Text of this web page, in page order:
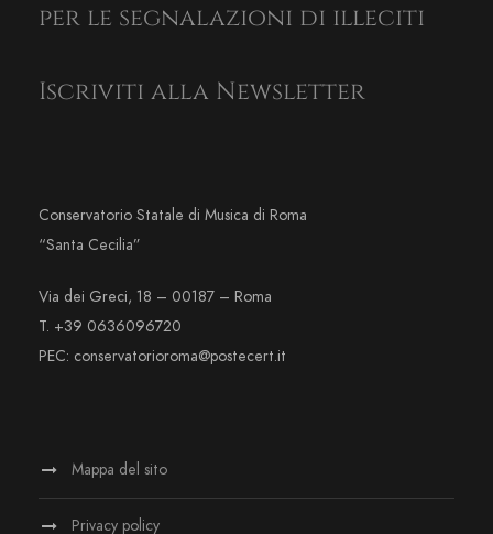
per le segnalazioni di illeciti
Iscriviti alla Newsletter
Conservatorio Statale di Musica di Roma
“Santa Cecilia”
Via dei Greci, 18 – 00187 – Roma
T. +39 0636096720
PEC: conservatorioroma@postecert.it
Mappa del sito
Privacy policy